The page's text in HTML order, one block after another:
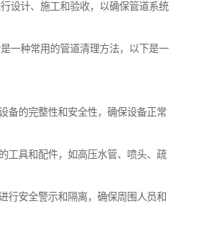
设计、施工和验收，以确保管道系统
一种常用的管道清理方法，以下是一
备的完整性和安全性，确保设备正常
工具和配件，如高压水管、喷头、疏
行安全警示和隔离，确保周围人员和